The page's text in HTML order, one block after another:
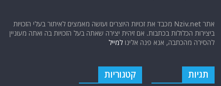
אתר Nziv.net מכבד את זכויות היוצרים ועושה מאמצים לאיתור בעלי הזכויות
ביצירות הכלולות בכתבות. אם זיהית יצירה שאתה בעל הזכויות בה ואתה מעוניין
להסירה מהכתבה, אנא פנה אלינולמייל
תגיות קטגוריות